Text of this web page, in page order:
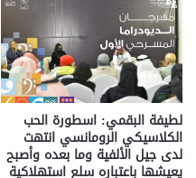
لطيفة البقمي: اسطورة الحب
الكلاسيكي الرومانسي انتهت
لدى جيل الألفية وما بعده وأصبح
يعيشها باعتباره سلع استهلاكية